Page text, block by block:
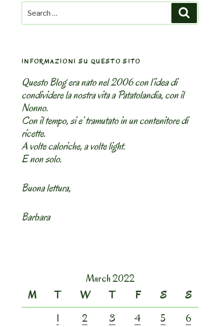
Search
for:
INFORMAZIONI SU QUESTO SITO
Questo Blog era nato nel 2006 con l’idea di
condividere la nostra vita a Patatolandia, con il
Nonno.
Con il tempo, si e’ tramutato in un contenitore di
ricette.
A volte caloriche, a volte light.
E non solo.
Buona lettura,
Barbara
March 2022
M
T W T F S
S
1
2 3 4 5
6